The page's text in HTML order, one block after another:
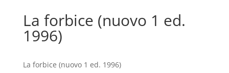
La forbice (nuovo 1 ed.
1996)
La forbice (nuovo 1 ed. 1996)